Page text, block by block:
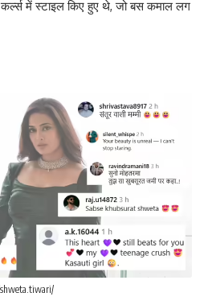
में स्टाइल किए हुए थे, जो बस कमाल लग
shweta.tiwari/